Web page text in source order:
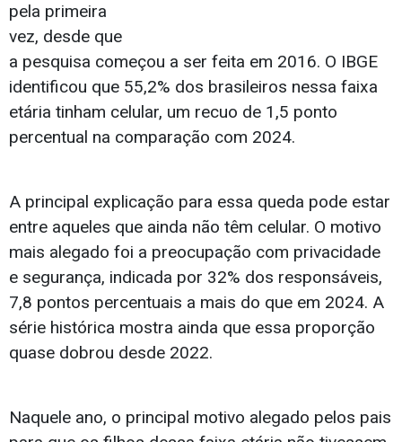
pela primeira
vez, desde que
a pesquisa começou a ser feita em 2016. O IBGE
identificou que 55,2% dos brasileiros nessa faixa
etária tinham celular, um recuo de 1,5 ponto
percentual na comparação com 2024.
A principal explicação para essa queda pode estar
entre aqueles que ainda não têm celular. O motivo
mais alegado foi a preocupação com privacidade
e segurança, indicada por 32% dos responsáveis,
7,8 pontos percentuais a mais do que em 2024. A
série histórica mostra ainda que essa proporção
quase dobrou desde 2022.
Naquele ano, o principal motivo alegado pelos pais